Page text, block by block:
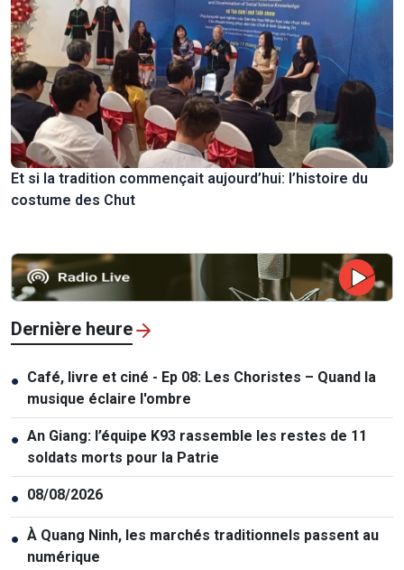
Et si la tradition commençait aujourd’hui: l’histoire du
costume des Chut
Dernière heure
● Café, livre et ciné - Ep 08: Les Choristes – Quand la
musique éclaire l'ombre
● An Giang: l’équipe K93 rassemble les restes de 11
soldats morts pour la Patrie
● 08/08/2026
● À Quang Ninh, les marchés traditionnels passent au
numérique